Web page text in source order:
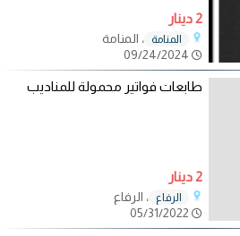
2 دينار
المنامة
، المنامة
طابعات فواتير محمولة للمناديب
2 دينار
الرفاع
، الرفاع